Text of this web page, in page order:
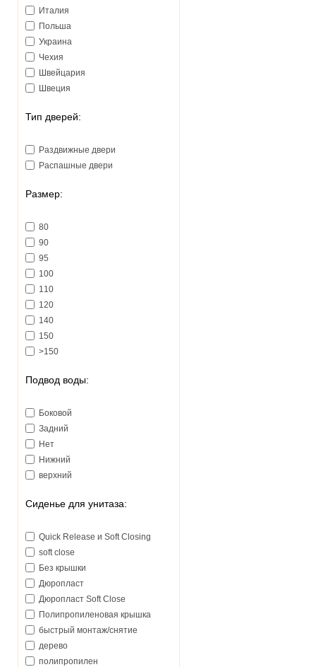
Италия
Польша
Украина
Чехия
Швейцария
Швеция
Тип дверей:
Раздвижные двери
Распашные двери
Размер:
80
90
95
100
110
120
140
150
>150
Подвод воды:
Боковой
Задний
Нет
Нижний
верхний
Сиденье для унитаза:
Quick Release и Soft Closing
soft close
Без крышки
Дюропласт
Дюропласт Soft Close
Полипропиленовая крышка
быстрый монтаж/снятие
дерево
полипропилен